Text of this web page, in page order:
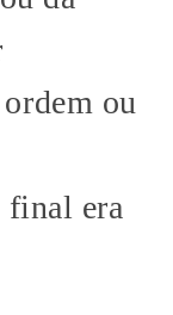
ou
final era